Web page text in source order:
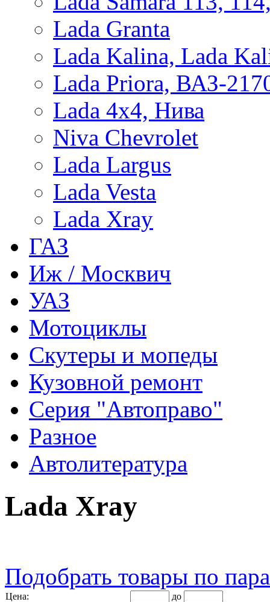
Lada Granta
Lada Kalina, Lada
Lada Priora, ВАЗ-
Lada 4x4, Нива
Niva Chevrolet
Lada Largus
Lada Vesta
Lada Xray
ГАЗ
Иж / Москвич
УАЗ
Мотоциклы
Скутеры и мопеды
Кузовной ремонт
Серия "Автоправо"
Разное
Автолитература
Lada Xray
Подобрать товары по
Цена:
до